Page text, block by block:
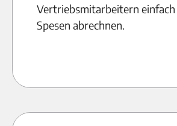
Vertriebsmitarbeitern einfach
Spesen abrechnen.